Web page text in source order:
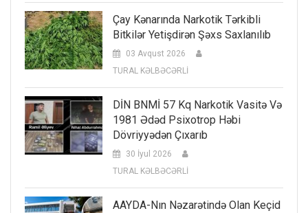
Çay Kənarında Narkotik Tərkibli
Bitkilər Yetişdirən Şəxs Saxlanılıb
03 Avqust 2026
TURAL KƏLBƏCƏRLİ
DİN BNMİ 57 Kq Narkotik Vasitə Və
1981 Ədəd Psixotrop Həbi
Dövriyyədən Çıxarıb
30 İyul 2026
TURAL KƏLBƏCƏRLİ
AAYDA-Nın Nəzarətində Olan Keçid